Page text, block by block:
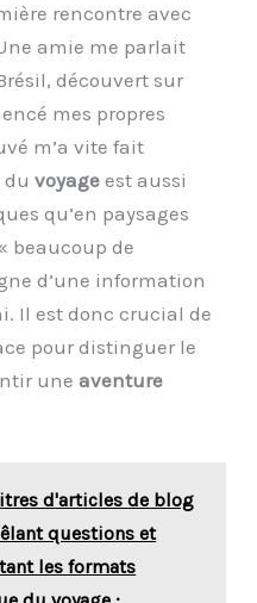
rencontre avec
amie me parlait
découvert sur
mes propres
m’a vite fait
duvoyage est aussi
qu’en paysages
beaucoup de
d’une information
Il est donc crucial de
pour distinguer le
uneaventure
d'articles de blog
questions et
les formats